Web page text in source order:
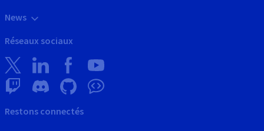
News
Réseaux sociaux
Restons connectés